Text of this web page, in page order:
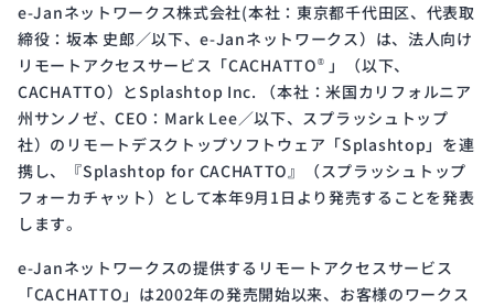
制
Public
Notice
電子
公示
ISMS
Certification
ISMS
認証
e-Janネットワークス株式会社(本社：東京都千代田区、代表取
締役：坂本 史郎／以下、e-Janネットワークス）は、法人向け
リモートアクセスサービス「CACHATTO® 」（以下、
CACHATTO）とSplashtop Inc. （本社：米国カリフォルニア
州サンノゼ、CEO：Mark Lee／以下、スプラッシュトップ
社）のリモートデスクトップソフトウェア「Splashtop」を連
携し、『Splashtop for CACHATTO』（スプラッシュトップ
フォーカチャット）として本年9月1日より発売することを発表
します。
e-Janネットワークスの提供するリモートアクセスサービス
「CACHATTO」は2002年の発売開始以来、お客様のワークス